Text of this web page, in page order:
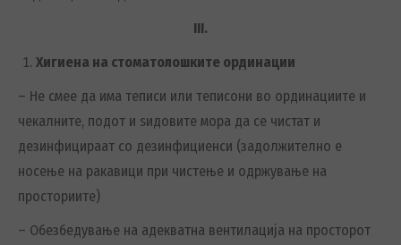
III.
Хигиена на стоматолошките ординации
– Не смее да има теписи или теписони во ординациите и
чекалните, подот и ѕидовите мора да се чистат и
дезинфицираат со дезинфициенси (задолжително е
носење на ракавици при чистење и одржување на
просториите)
– Обезбедување на адекватна вентилација на просторот